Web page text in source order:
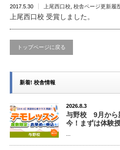
2017.5.30 上尾西口校 校舎ページ更新履
上尾西口校 受賞しました。
トップページに戻る
新着! 校舎情報
2026.8.3
与野校 9月から
今！まずは体験